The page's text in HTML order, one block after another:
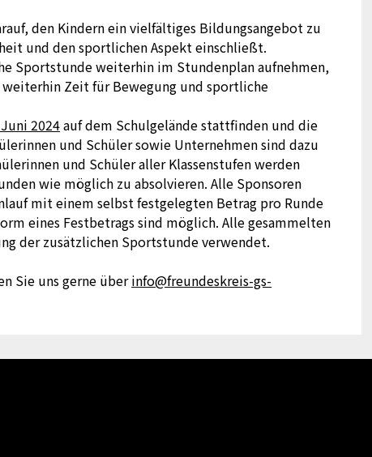
den Kindern ein vielfältiges Bildungsangebot zu
und den sportlichen Aspekt einschließt.
Sportstunde weiterhin im Stundenplan aufnehmen,
Zeit für Bewegung und sportliche
2024auf dem Schulgelände stattfinden und die
und Schüler sowie Unternehmen sind dazu
und Schüler aller Klassenstufen werden
wie möglich zu absolvieren. Alle Sponsoren
mit einem selbst festgelegten Betrag pro Runde
eines Festbetrags sind möglich. Alle gesammelten
der zusätzlichen Sportstunde verwendet.
Sie uns gerne überinfo@freundeskreis-gs-